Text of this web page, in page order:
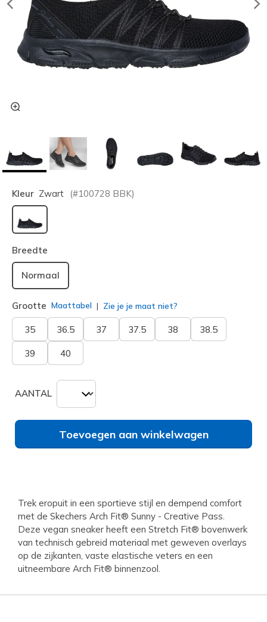
Kleur Zwart (#100728 BBK)
geselecteerd
Breedte
Normaal
Grootte Maattabel Zie je je maat niet?
35 36.5 37 37.5 38 38.5
39 40
AANTAL
Toevoegen aan winkelwagen
Trek eropuit in een sportieve stijl en dempend comfort
met de Skechers Arch Fit® Sunny - Creative Pass.
Deze vegan sneaker heeft een Stretch Fit® bovenwerk
van technisch gebreid materiaal met geweven overlays
op de zijkanten, vaste elastische veters en een
uitneembare Arch Fit® binnenzool.